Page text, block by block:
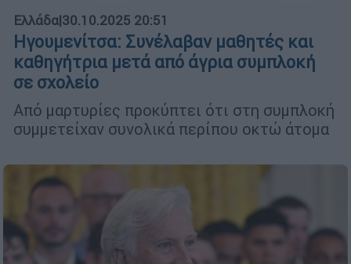
Ελλάδα|30.10.2025 20:51
Ηγουμενίτσα: Συνέλαβαν μαθητές και
καθηγήτρια μετά από άγρια συμπλοκή
σε σχολείο
Από μαρτυρίες προκύπτει ότι στη συμπλοκή
συμμετείχαν συνολικά περίπου οκτώ άτομα